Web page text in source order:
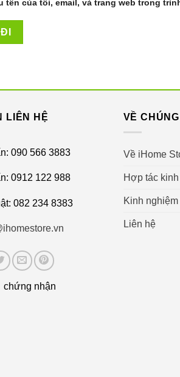
gian.
hiệu suất làm sạch với chế
tên của tôi, email, và trang web trong
LIÊN HỆ
090 566 3883
0912 122 988
082 234 8383
VỀ CHÚNG
Về iHome
Hợp tác
Kinh
Liên hệ